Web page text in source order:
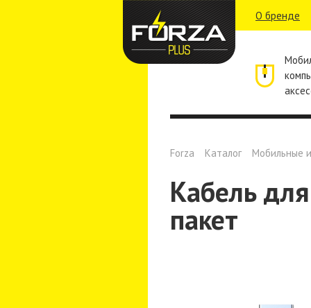
О бренде
Forza Каталог Мобильные
Кабель
пакет